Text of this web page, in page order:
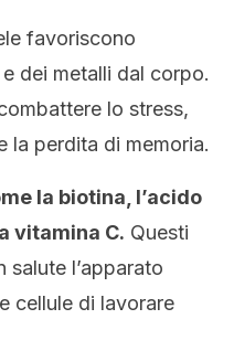
favoriscono
dei metalli dal corpo.
lo stress,
la perdita di memoria.
la biotina, l’acido
vitamina C. Questi
l’apparato
cellule di lavorare